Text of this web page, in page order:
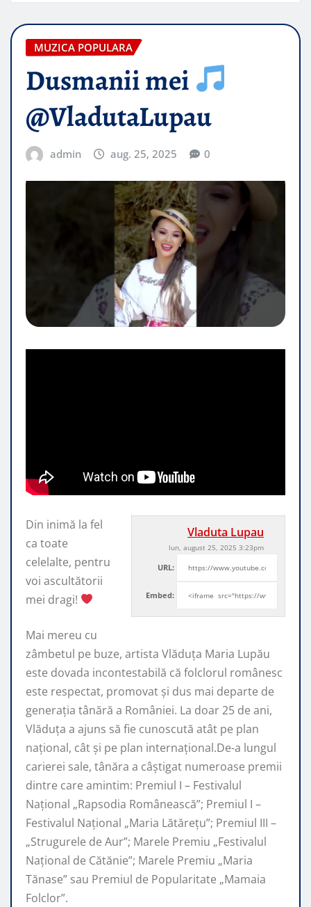
MUZICA POPULARA
Dusmanii mei
@VladutaLupau
admin aug. 25, 2025 0
Vladuta Lupau
lun, august 25, 2025 3:23pm
URL:
Embed:
Din inimă la fel
ca toate
celelalte, pentru
voi ascultătorii
mei dragi!
Mai mereu cu
zâmbetul pe buze, artista Vlăduța Maria Lupău
este dovada incontestabilă că folclorul românesc
este respectat, promovat şi dus mai departe de
generaţia tânără a României. La doar 25 de ani,
Vlăduța a ajuns să fie cunoscută atât pe plan
naţional, cât şi pe plan internaţional.De-a lungul
carierei sale, tânăra a câştigat numeroase premii
dintre care amintim: Premiul I – Festivalul
Național „Rapsodia Românească”; Premiul I –
Festivalul Național „Maria Lătărețu”; Premiul III –
„Strugurele de Aur”; Marele Premiu „Festivalul
Național de Cătănie”; Marele Premiu „Maria
Tănase” sau Premiul de Popularitate „Mamaia
Folclor”.